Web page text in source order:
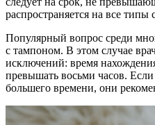
распространяется на все
Популярный вопрос среди
с тампоном. В этом случае
исключений: время
превышать восьми часов.
большего времени, они